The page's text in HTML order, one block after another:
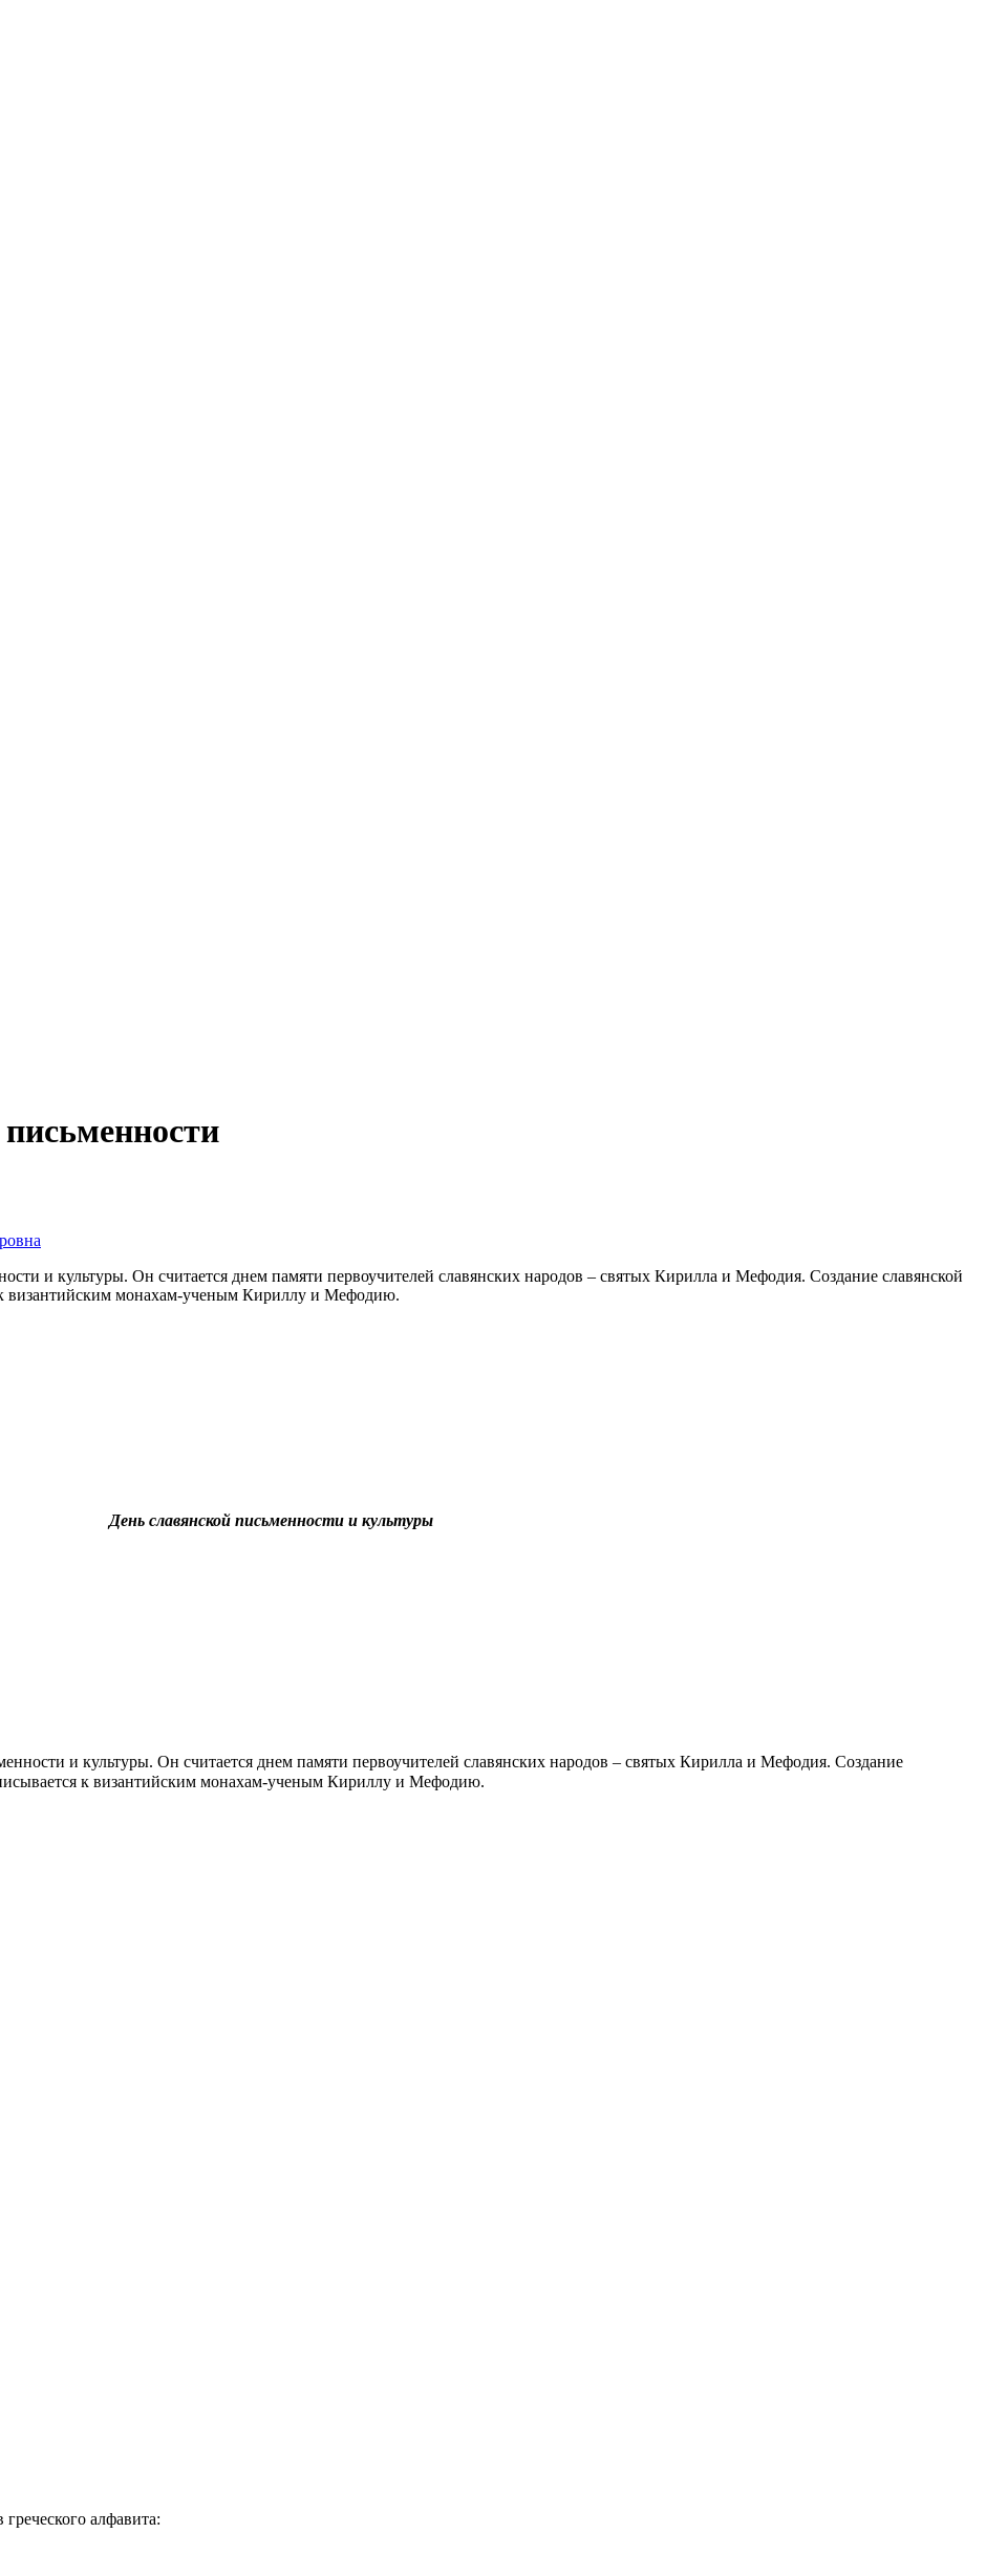
и культуры. Он считается днем памяти первоучителей славянских народов – святых Кирилла и Мефодия. Создание славянской
византийским монахам-ученым Кириллу и Мефодию.
День славянской письменности и культуры
и культуры. Он считается днем памяти первоучителей славянских народов – святых Кирилла и Мефодия. Создание
к византийским монахам-ученым Кириллу и Мефодию.
алфавита: